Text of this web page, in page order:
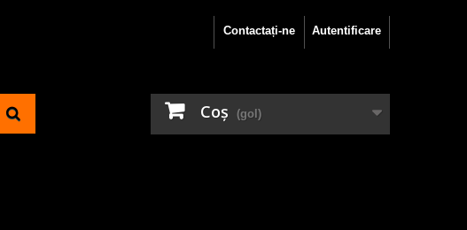
Autentificare
Contactați-ne
Coş (gol)